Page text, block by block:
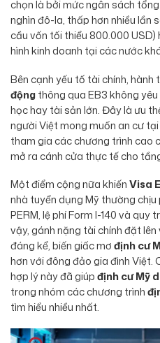
chọn là bởi mức ngân sách
nghìn đô-la, thấp hơn nhiều lần
cầu vốn tối thiểu 800.000 USD)
hình kinh doanh tại các nước
Bên cạnh yếu tố tài chính, hành
độngthông qua EB3 không
học hay tài sản lớn. Đây là ưu
người Việt mong muốn an cư
tham gia các chương trình cao
mở ra cánh cửa thực tế cho
Một điểm cộng nữa khiếnVisa
nhà tuyển dụng Mỹ thường chịu
PERM, lệ phí Form I-140 và quy
vậy, gánh nặng tài chính đặt
đáng kể, biến giấc mơđịnh cư
hơn với đông đảo gia đình Việt.
hợp lý này đã giúpđịnh cư Mỹ
trong nhóm các chương trình
tìm hiểu nhiều nhất.